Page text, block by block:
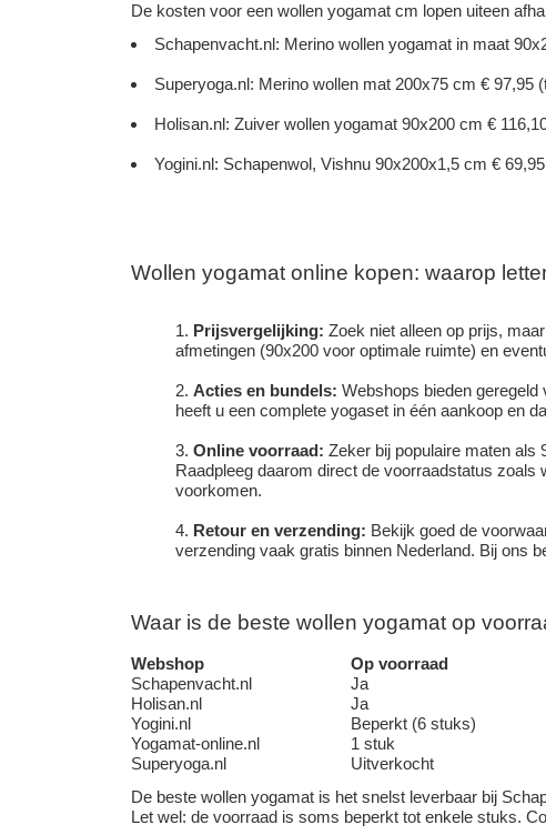
De kosten voor een wollen yogamat cm lopen uiteen
Schapenvacht.nl: Merino wollen yogamat in maat
Superyoga.nl: Merino wollen mat 200x75 cm € 97,95
Holisan.nl: Zuiver wollen yogamat 90x200 cm €
Yogini.nl: Schapenwol, Vishnu 90x200x1,5 cm €
Wollen yogamat online kopen: waarop
Prijsvergelijking: Zoek niet alleen op prijs,
afmetingen (90x200 voor optimale ruimte) en
Acties en bundels: Webshops bieden
heeft u een complete yogaset in één aankoop en
Online voorraad: Zeker bij populaire maten als
Raadpleeg daarom direct de voorraadstatus
voorkomen.
Retour en verzending: Bekijk goed de
verzending vaak gratis binnen Nederland. Bij ons
Waar is de beste wollen yogamat op
Webshop Op voorraad
Schapenvacht.nl
Ja
Holisan.nl
Ja
Yogini.nl
Beperkt (6 stuks)
Yogamat-online.nl
1 stuk
Superyoga.nl
Uitverkocht
De beste wollen yogamat is het snelst leverbaar bij
Let wel: de voorraad is soms beperkt tot enkele stuks.